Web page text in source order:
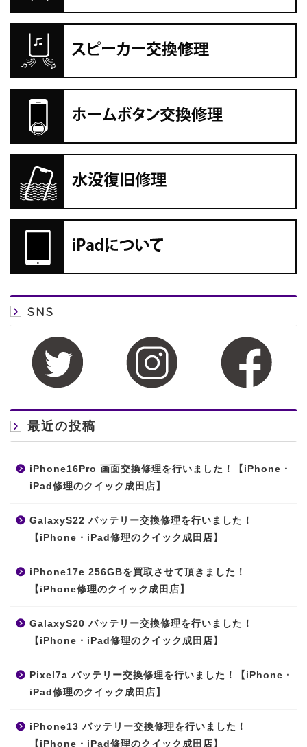
SNS
最近の投稿
iPhone16Pro 画面交換修理を行いました！【iPhone・
iPad修理のクイック成田店】
GalaxyS22 バッテリー交換修理を行いました！
【iPhone・iPad修理のクイック成田店】
iPhone17e 256GBを買取させて頂きました！
【iPhone修理のクイック成田店】
GalaxyS20 バッテリー交換修理を行いました！
【iPhone・iPad修理のクイック成田店】
Pixel7a バッテリー交換修理を行いました！【iPhone・
iPad修理のクイック成田店】
iPhone13 バッテリー交換修理を行いました！
【iPhone・iPad修理のクイック成田店】